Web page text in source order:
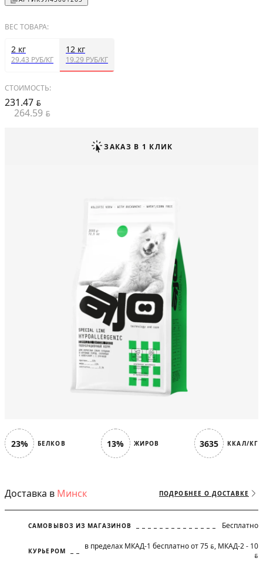
23% БЕЛКОВ 13% ЖИРОВ 3635 ККАЛ/КГ
Доставка в Минск ПОДРОБНЕЕ О ДОСТАВКЕ
САМОВЫВОЗ ИЗ МАГАЗИНОВ Бесплатно
КУРЬЕРОМ в пределах МКАД-1 бесплатно от 75 BYN, МКАД-2 - 10
BYN
ВЕС ТОВАРА:
2 кг
29.43 РУБ/КГ
12 кг
19.29 РУБ/КГ
СТОИМОСТЬ:
231.47 BYN
264.59 BYN
ЗАКАЗ В 1 КЛИК